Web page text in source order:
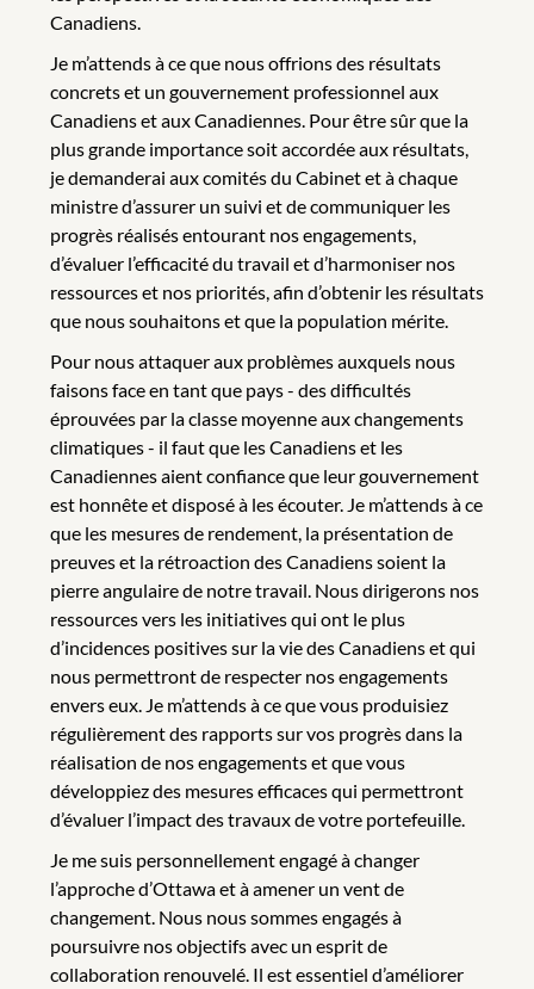
Canadiens.
Je m’attends à ce que nous offrions des résultats
concrets et un gouvernement professionnel aux
Canadiens et aux Canadiennes. Pour être sûr que la
plus grande importance soit accordée aux résultats,
je demanderai aux comités du Cabinet et à chaque
ministre d’assurer un suivi et de communiquer les
progrès réalisés entourant nos engagements,
d’évaluer l’efficacité du travail et d’harmoniser nos
ressources et nos priorités, afin d’obtenir les résultats
que nous souhaitons et que la population mérite.
Pour nous attaquer aux problèmes auxquels nous
faisons face en tant que pays - des difficultés
éprouvées par la classe moyenne aux changements
climatiques - il faut que les Canadiens et les
Canadiennes aient confiance que leur gouvernement
est honnête et disposé à les écouter. Je m’attends à ce
que les mesures de rendement, la présentation de
preuves et la rétroaction des Canadiens soient la
pierre angulaire de notre travail. Nous dirigerons nos
ressources vers les initiatives qui ont le plus
d’incidences positives sur la vie des Canadiens et qui
nous permettront de respecter nos engagements
envers eux. Je m’attends à ce que vous produisiez
régulièrement des rapports sur vos progrès dans la
réalisation de nos engagements et que vous
développiez des mesures efficaces qui permettront
d’évaluer l’impact des travaux de votre portefeuille.
Je me suis personnellement engagé à changer
l’approche d’Ottawa et à amener un vent de
changement. Nous nous sommes engagés à
poursuivre nos objectifs avec un esprit de
collaboration renouvelé. Il est essentiel d’améliorer